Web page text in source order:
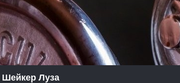
Шейкер Луза